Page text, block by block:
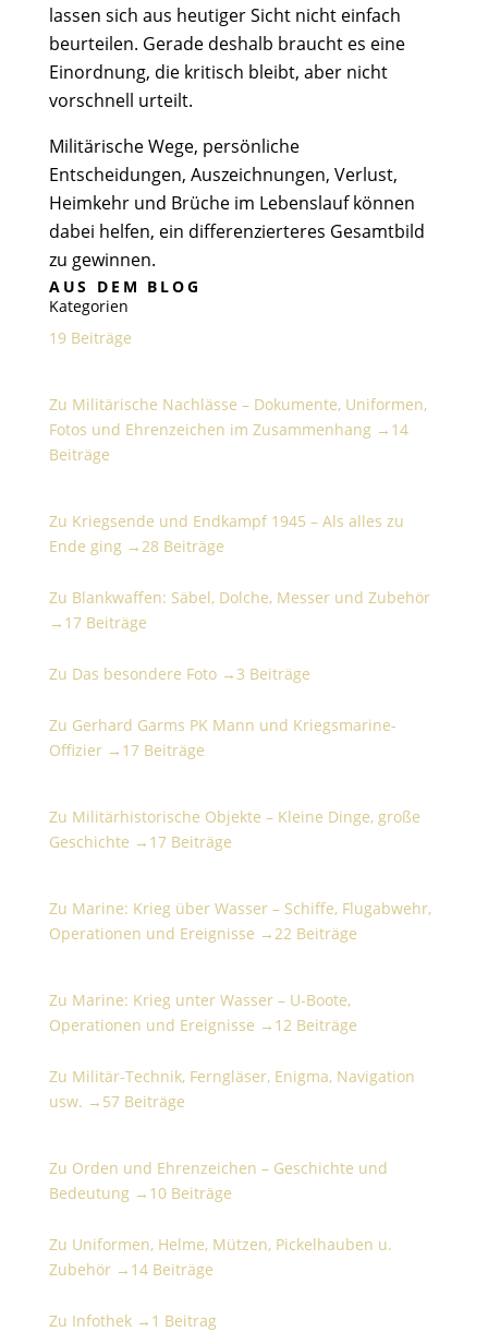
lassen sich aus heutiger Sicht nicht einfach
beurteilen. Gerade deshalb braucht es eine
Einordnung, die kritisch bleibt, aber nicht
vorschnell urteilt.
Militärische Wege, persönliche
Entscheidungen, Auszeichnungen, Verlust,
Heimkehr und Brüche im Lebenslauf können
dabei helfen, ein differenzierteres Gesamtbild
zu gewinnen.
AUS DEM BLOG
Kategorien
19 Beiträge
Zu Militärische Nachlässe – Dokumente, Uniformen,
Fotos und Ehrenzeichen im Zusammenhang → 14
Beiträge
Zu Kriegsende und Endkampf 1945 – Als alles zu
Ende ging →28 Beiträge
Zu Blankwaffen: Säbel, Dolche, Messer und Zubehör
→ 17 Beiträge
Zu Das besondere Foto → 3 Beiträge
Zu Gerhard Garms PK Mann und Kriegsmarine-
Offizier → 17 Beiträge
Zu Militärhistorische Objekte – Kleine Dinge, große
Geschichte → 17 Beiträge
Zu Marine: Krieg über Wasser – Schiffe, Flugabwehr,
Operationen und Ereignisse →22 Beiträge
Zu Marine: Krieg unter Wasser – U-Boote,
Operationen und Ereignisse → 12 Beiträge
Zu Militär-Technik, Ferngläser, Enigma, Navigation
usw. → 57 Beiträge
Zu Orden und Ehrenzeichen – Geschichte und
Bedeutung → 10 Beiträge
Zu Uniformen, Helme, Mützen, Pickelhauben u.
Zubehör → 14 Beiträge
Zu Infothek → 1 Beitrag